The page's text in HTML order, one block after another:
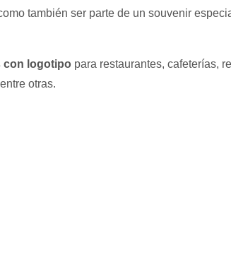
también ser parte de un souvenir
con logotipo para restaurantes, cafeterías,
otras.